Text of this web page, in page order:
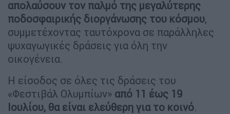
απολαύσουν τον παλμό της μεγαλύτερης
ποδοσφαιρικής διοργάνωσης του κόσμου,
συμμετέχοντας ταυτόχρονα σε παράλληλες
ψυχαγωγικές δράσεις για όλη την
οικογένεια.
Η είσοδος σε όλες τις δράσεις του
«Φεστιβάλ Ολυμπίων» από 11 έως 19
Ιουλίου, θα είναι ελεύθερη για το κοινό.